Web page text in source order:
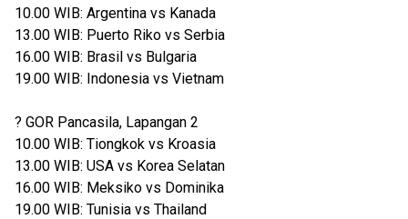
10.00 WIB: Argentina vs Kanada
13.00 WIB: Puerto Riko vs Serbia
16.00 WIB: Brasil vs Bulgaria
19.00 WIB: Indonesia vs Vietnam
? GOR Pancasila, Lapangan 2
10.00 WIB: Tiongkok vs Kroasia
13.00 WIB: USA vs Korea Selatan
16.00 WIB: Meksiko vs Dominika
19.00 WIB: Tunisia vs Thailand